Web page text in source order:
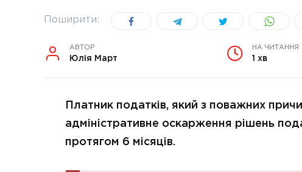
Поширити:
АВТОР
Юлія Март
НА ЧИТАННЯ
1 хв
Платник податків, який з поважних
адміністративне оскарження рішень
протягом 6 місяців.